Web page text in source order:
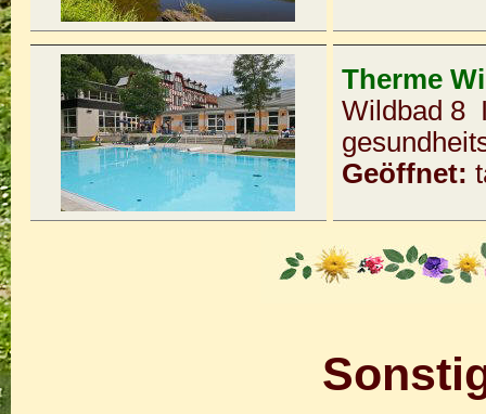
Therme
Wildbad 8
Geöffnet: